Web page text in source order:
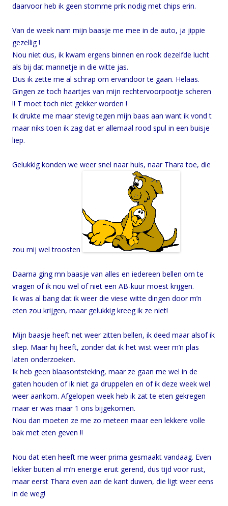
daarvoor heb ik geen stomme prik nodig met chips erin.
Van de week nam mijn baasje me mee in de auto, ja jippie
gezellig !
Nou niet dus, ik kwam ergens binnen en rook dezelfde lucht
als bij dat mannetje in die witte jas.
Dus ik zette me al schrap om ervandoor te gaan. Helaas.
Gingen ze toch haartjes van mijn rechtervoorpootje scheren
!! T moet toch niet gekker worden !
Ik drukte me maar stevig tegen mijn baas aan want ik vond t
maar niks toen ik zag dat er allemaal rood spul in een buisje
liep.
Gelukkig konden we weer snel naar huis, naar Thara toe, die
zou mij wel troosten
Daarna ging mn baasje van alles en iedereen bellen om te
vragen of ik nou wel of niet een AB-kuur moest krijgen.
Ik was al bang dat ik weer die viese witte dingen door m’n
eten zou krijgen, maar gelukkig kreeg ik ze niet!
Mijn baasje heeft net weer zitten bellen, ik deed maar alsof ik
sliep. Maar hij heeft, zonder dat ik het wist weer m’n plas
laten onderzoeken.
Ik heb geen blaasontsteking, maar ze gaan me wel in de
gaten houden of ik niet ga druppelen en of ik deze week wel
weer aankom. Afgelopen week heb ik zat te eten gekregen
maar er was maar 1 ons bijgekomen.
Nou dan moeten ze me zo meteen maar een lekkere volle
bak met eten geven !!
Nou dat eten heeft me weer prima gesmaakt vandaag. Even
lekker buiten al m’n energie eruit gerend, dus tijd voor rust,
maar eerst Thara even aan de kant duwen, die ligt weer eens
in de weg!